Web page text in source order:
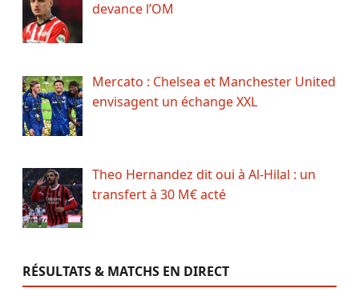
devance l’OM
Mercato : Chelsea et Manchester United
envisagent un échange XXL
Theo Hernandez dit oui à Al-Hilal : un
transfert à 30 M€ acté
RÉSULTATS & MATCHS EN DIRECT